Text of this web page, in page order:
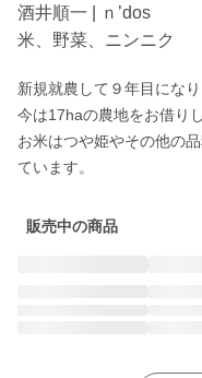
酒井順一 | ｎ’dos
米、野菜、ニンニク
新規就農して９年目になり
今は17haの農地をお借りし
お米はつや姫やその他の
ています。
販売中の商品